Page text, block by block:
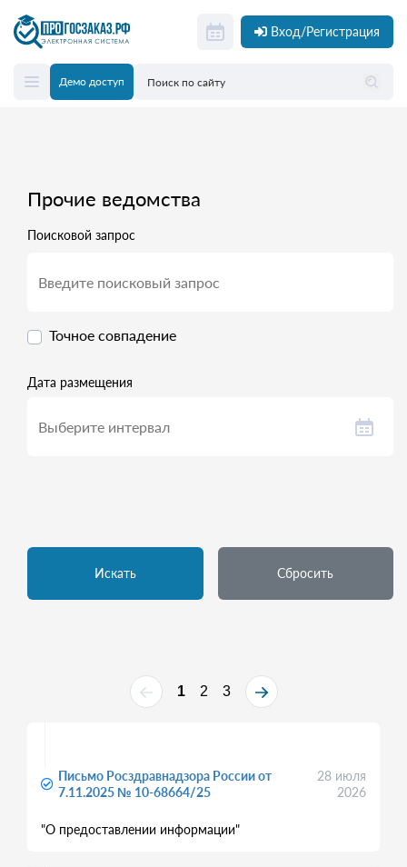
Вход/Регистрация
Демо доступ
Прочие ведомства
Поисковой запрос
Точное совпадение
Дата размещения
Искать Сбросить
1 2 3
Письмо Росздравнадзора России от
7.11.2025 № 10-68664/25
28 июля
2026
"О предоставлении информации"